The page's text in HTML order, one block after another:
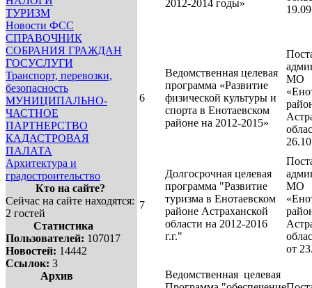
ТУРИЗМ
Новости ФСС
СПРАВОЧНИК
СОБРАНИЯ ГРАЖДАН
ГОСУСЛУГИ
Транспорт, перевозки,
безопасность
МУНИЦИПАЛЬНО-
ЧАСТНОЕ
ПАРТНЕРСТВО
КАДАСТРОВАЯ
ПАЛАТА
Архитектура и
градостроительство
Кто на сайте?
Сейчас на сайте находятся:
2 гостей
Статистика
Пользователей: 107017
Новостей: 14442
Ссылок: 3
Архив
2012-2014 годы»
6
Ведомственная целевая
программа «Развитие
физической культуры и
спорта в Енотаевском
районе на 2012-2015»
МО
7
Долгосрочная целевая
программа "Развитие
туризма в Енотаевском
районе Астраханской
области на 2012-2016
г.г."
МО
от
Ведомственная целевая